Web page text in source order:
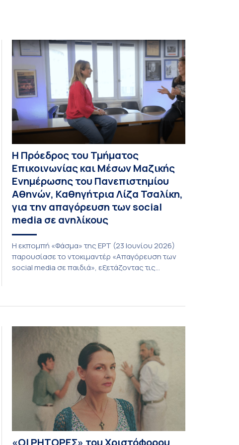
Η Πρόεδρος του Τμήματος
Επικοινωνίας και Μέσων Μαζικής
Ενημέρωσης του Πανεπιστημίου
Αθηνών, Καθηγήτρια Λίζα Τσαλίκη,
για την απαγόρευση των social
media σε ανηλίκους
Η εκπομπή «Φάσμα» της ΕΡΤ (23 Ιουνίου 2026)
παρουσίασε το ντοκιμαντέρ «Απαγόρευση των
social media σε παιδιά», εξετάζοντας τις
περιορισμοί ή οι απαγορεύσεις χρήσης των
μέσων κοινωνικής […]
«ΟΙ ΡΗΤΟΡΕΣ» του Χριστόφορου